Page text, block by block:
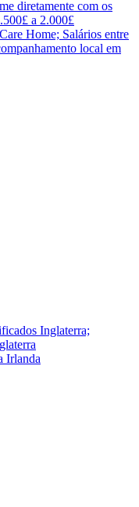
diretamente com os
a 2.000£
Home; Salários entre
local em
Inglaterra;
Irlanda